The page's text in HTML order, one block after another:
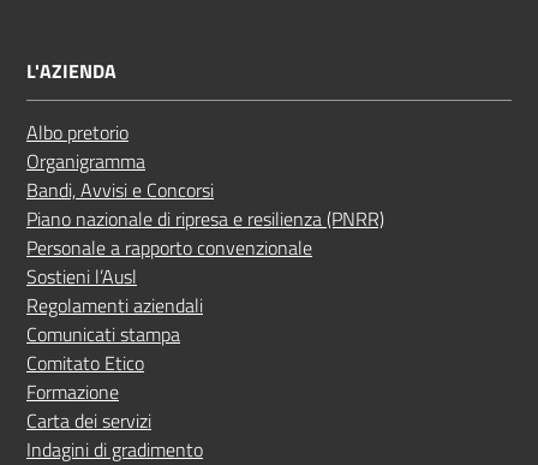
L'AZIENDA
Albo pretorio
Organigramma
Bandi, Avvisi e Concorsi
Piano nazionale di ripresa e resilienza (PNRR)
Personale a rapporto convenzionale
Sostieni l’Ausl
Regolamenti aziendali
Comunicati stampa
Comitato Etico
Formazione
Carta dei servizi
Indagini di gradimento